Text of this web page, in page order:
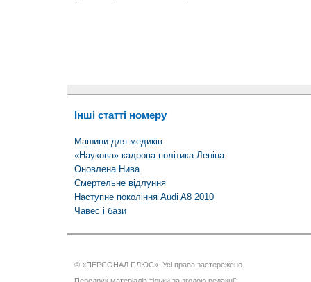
Інші статті номеру
Машини для медиків
«Наукова» кадрова політика Леніна
Оновлена Нива
Смертельне відлуння
Наступне покоління Audi A8 2010
Чавес і бази
© «ПЕРСОНАЛ ПЛЮС». Усі права застережено.